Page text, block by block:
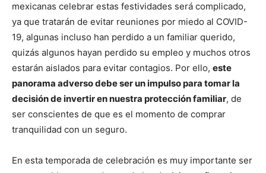
mexicanas celebrar estas festividades será complicado,
ya que tratarán de evitar reuniones por miedo al COVID-
19, algunas incluso han perdido a un familiar querido,
quizás algunos hayan perdido su empleo y muchos otros
estarán aislados para evitar contagios. Por ello, este
panorama adverso debe ser un impulso para tomar la
decisión de invertir en nuestra protección familiar, de
ser conscientes de que es el momento de comprar
tranquilidad con un seguro.
En esta temporada de celebración es muy importante ser